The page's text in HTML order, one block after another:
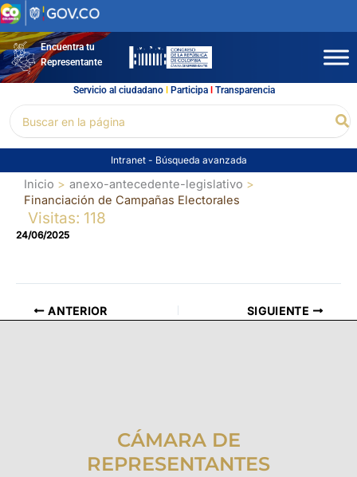
Ir
al
contenidoEncuentra tu
Representante
Servicio al ciudadano l Participal Transparencia
por:
Intranet - Búsqueda avanzada
Inicio
anexo-antecedente-legislativo
Financiación de Campañas Electorales
Visitas: 118
24/06/2025
ANTERIOR SIGUIENTE
CÁMARA DE
REPRESENTANTES